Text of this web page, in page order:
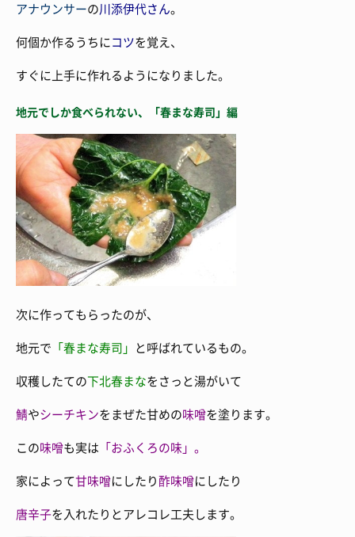
アナウンサーの川添伊代さん。
何個か作るうちにコツを覚え、
すぐに上手に作れるようになりました。
地元でしか食べられない、「春まな寿司」編
次に作ってもらったのが、
地元で 「春まな寿司」 と呼ばれているもの。
収穫したての下北春まなをさっと湯がいて
鯖やシーチキンをまぜた甘めの味噌を塗ります。
この味噌も実は 「おふくろの味」。
家によって甘味噌にしたり酢味噌にしたり
唐辛子を入れたりとアレコレ工夫します。